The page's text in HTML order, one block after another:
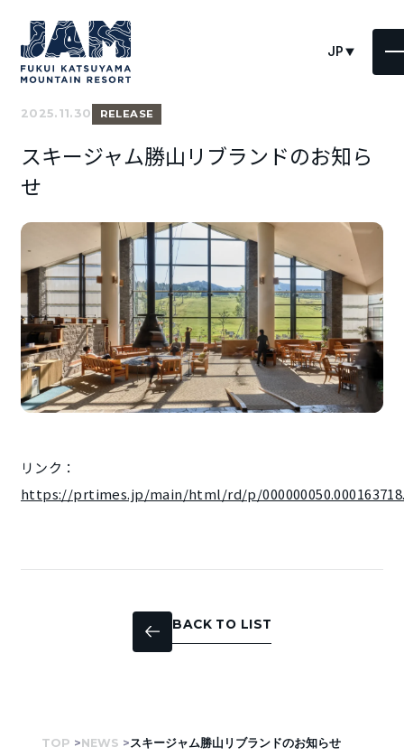
JP
2025.11.30 RELEASE
スキージャム勝山リブランドのお知ら
せ
リンク：
https://prtimes.jp/main/html/rd/p/
BACK TO LIST
TOP NEWS スキージャム勝山リブランドのお知らせ